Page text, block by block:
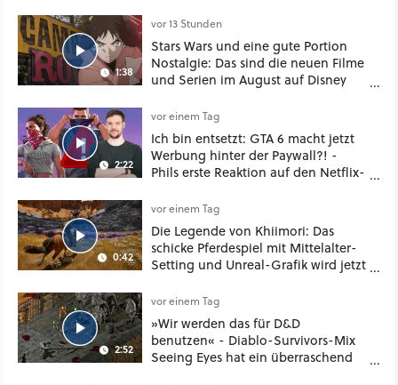
1:38
vor 13 Stunden
Stars Wars und eine gute Portion
Nostalgie: Das sind die neuen Filme
und Serien im August auf Disney
2:22
vor einem Tag
Ich bin entsetzt: GTA 6 macht jetzt
Werbung hinter der Paywall?! -
Phils erste Reaktion auf den Netflix-
0:42
vor einem Tag
Die Legende von Khiimori: Das
schicke Pferdespiel mit Mittelalter-
Setting und Unreal-Grafik wird jetzt
2:52
vor einem Tag
»Wir werden das für D&D
benutzen« - Diablo-Survivors-Mix
Seeing Eyes hat ein überraschend